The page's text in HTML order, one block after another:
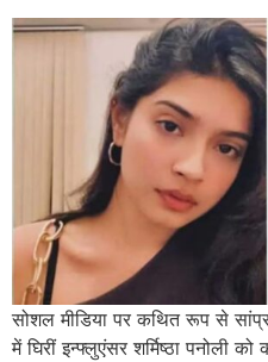
सोशल मीडिया पर कथित रूप से
में घिरीं इन्फ्लुएंसर शर्मिष्ठा पनोली